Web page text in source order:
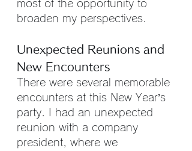
most of the opportunity to
broaden my perspectives.
Unexpected Reunions and
New Encounters
There were several memorable
encounters at this New Year’s
party. I had an unexpected
reunion with a company
president, where we